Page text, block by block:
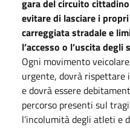
gara del circuito
evitare di lasciare i
carreggiata stradale e
l’accesso o l’uscita
Ogni movimento
urgente, dovrà rispettare
e dovrà essere
percorso presenti sul
l’incolumità degli atleti e